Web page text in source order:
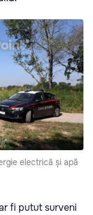
electrică și apă
fi putut surveni